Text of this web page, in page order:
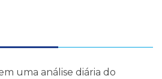
uma análise diária do